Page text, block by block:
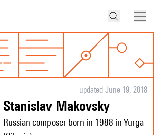
updated June 19, 2018
Stanislav Makovsky
Russian composer born in 1988 in Yurga